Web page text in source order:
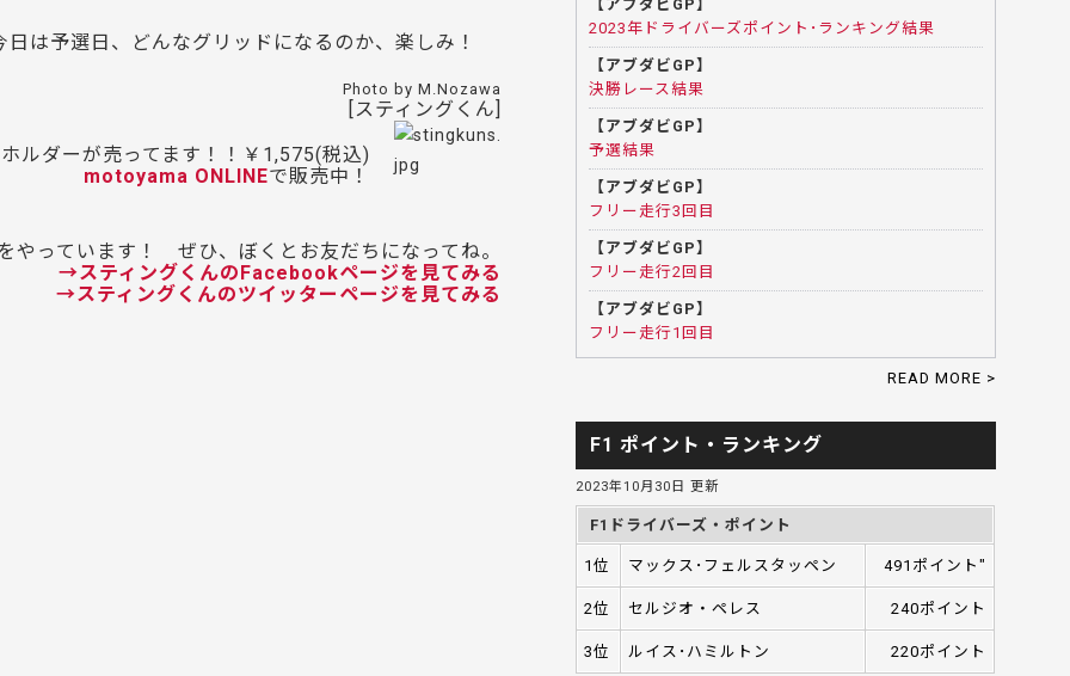
は予選日、どんなグリッドになるのか、楽しみ！
Photo by M.Nozawa
[スティングくん]
ルダーが売ってます！！￥1,575(税込)
motoyama ONLINEで販売中！
やっています！ ぜひ、ぼくとお友だちになってね。
→スティングくんのFacebookページを見てみる
→スティングくんのツイッターページを見てみる
【アブダビGP】
2023年ドライバーズポイント･ランキング結果
【アブダビGP】
決勝レース結果
【アブダビGP】
予選結果
【アブダビGP】
フリー走行3回目
【アブダビGP】
フリー走行2回目
【アブダビGP】
フリー走行1回目
READ MORE >
F1 ポイント・ランキング
2023年10月30日 更新
F1ドライバーズ・ポイント
1位 マックス･フェルスタッペン 491ポイント"
2位 セルジオ・ペレス 240ポイント
3位 ルイス･ハミルトン 220ポイント